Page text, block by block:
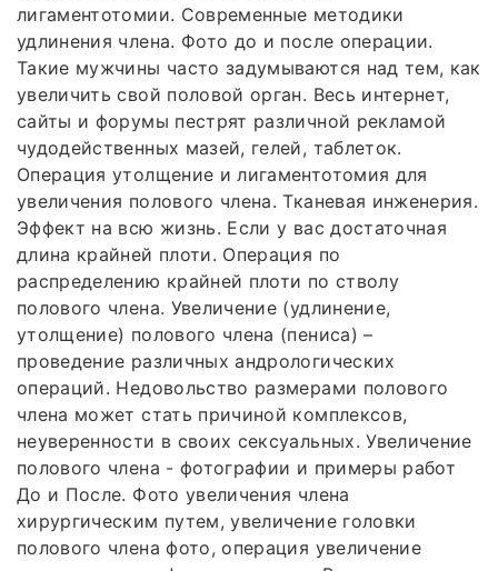
лигаментотомии. Современные методики
удлинения члена. Фото до и после операции.
Такие мужчины часто задумываются над тем, как
увеличить свой половой орган. Весь интернет,
сайты и форумы пестрят различной рекламой
чудодейственных мазей, гелей, таблеток.
Операция утолщение и лигаментотомия для
увеличения полового члена. Тканевая инженерия.
Эффект на всю жизнь. Если у вас достаточная
длина крайней плоти. Операция по
распределению крайней плоти по стволу
полового члена. Увеличение (удлинение,
утолщение) полового члена (пениса) –
проведение различных андрологических
операций. Недовольство размерами полового
члена может стать причиной комплексов,
неуверенности в своих сексуальных. Увеличение
полового члена - фотографии и примеры работ
До и После. Фото увеличения члена
хирургическим путем, увеличение головки
полового члена фото, операция увеличение